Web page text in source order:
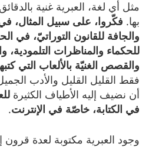
مثل أي لغة، العبرية غنية
بها. فكّروا، على سبيل المثال،
والجافة للقانون التوراتيّ، في
للحكماء والمناظرات التلمودية،
والقصص الغنيّة بالألعاب التي
فقط القليل القليل والأدب
أن نضيف إليه الأطياف الكثيرة
في الكتابة، خاصّة في الإنترنت.
وجود العبرية مكتوبة لعدة